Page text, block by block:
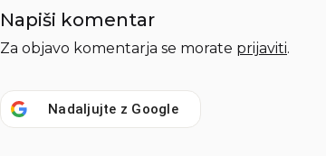
Napiši komentar
Za objavo komentarja se morate prijaviti.
Nadaljujte z Google